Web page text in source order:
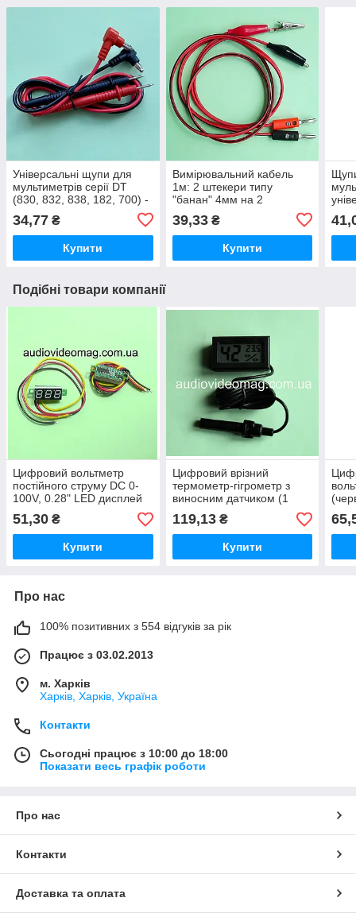
Універсальні щупи для
мультиметрів серії DT
(830, 832, 838, 182, 700) -
34,77 ₴
Купити
Вимірювальний кабель
1м: 2 штекери типу
"банан" 4мм на 2
затискачі "крокодил" 35мм
39,33₴
Купити
Подібні товари компанії
Цифровий вольтметр
постійного струму DC 0-
100V, 0.28" LED дисплей
(Зелений)
51,30 ₴
Купити
Цифровий врізний
термометр-гігрометр з
виносним датчиком (1
метр) - електронний
вимірювач для
інкубаторів, тераріумів та
119,13₴
Купити
Про нас
100% позитивних з 554 відгуків за рік
Працює з 03.02.2013
м. Харків
Харків, Харків, Україна
Контакти
Сьогодні працює з 10:00 до 18:00
Показати весь графік роботи
Про нас
Контакти
Доставка та оплата